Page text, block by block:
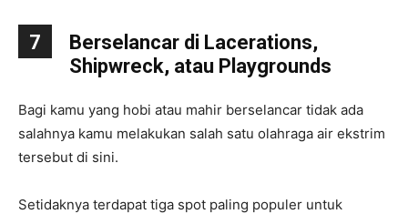
7
Berselancar di Lacerations,
Shipwreck, atau Playgrounds
Bagi kamu yang hobi atau mahir berselancar tidak ada
salahnya kamu melakukan salah satu olahraga air ekstrim
tersebut di sini.
Setidaknya terdapat tiga spot paling populer untuk